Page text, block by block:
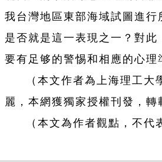
我台灣地區東部海域試圖進行
是否就是這一表現之一？對此
要有足够的警惕和相應的心理
（本文作者為上海理工大
麗，本網獲獨家授權刊發，轉
（本文為作者觀點，不代